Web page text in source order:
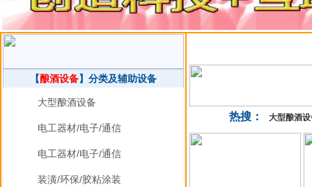
【酿酒设备】分类及辅助设备
大型酿酒设备
电工器材/电子/通信
电工器材/电子/通信
装潢/环保/胶粘涂装
热搜： 大型酿酒设